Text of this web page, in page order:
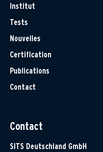
Institut
Tests
Nouvelles
Certification
Publications
Contact
Contact
SITS Deutschland GmbH